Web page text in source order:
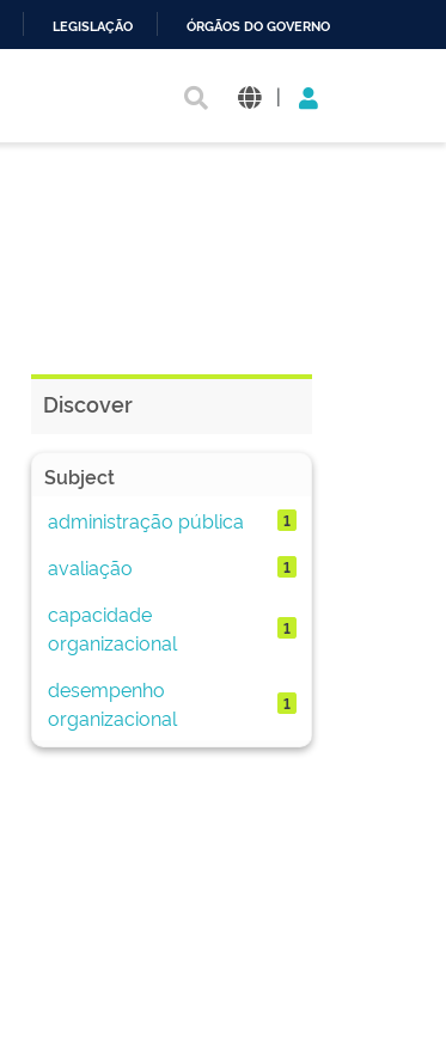
LEGISLAÇÃO ÓRGÃOS DO GOVERNO
|
Discover
Subject
administração pública
1
avaliação 1
capacidade
organizacional
1
desempenho
organizacional
1